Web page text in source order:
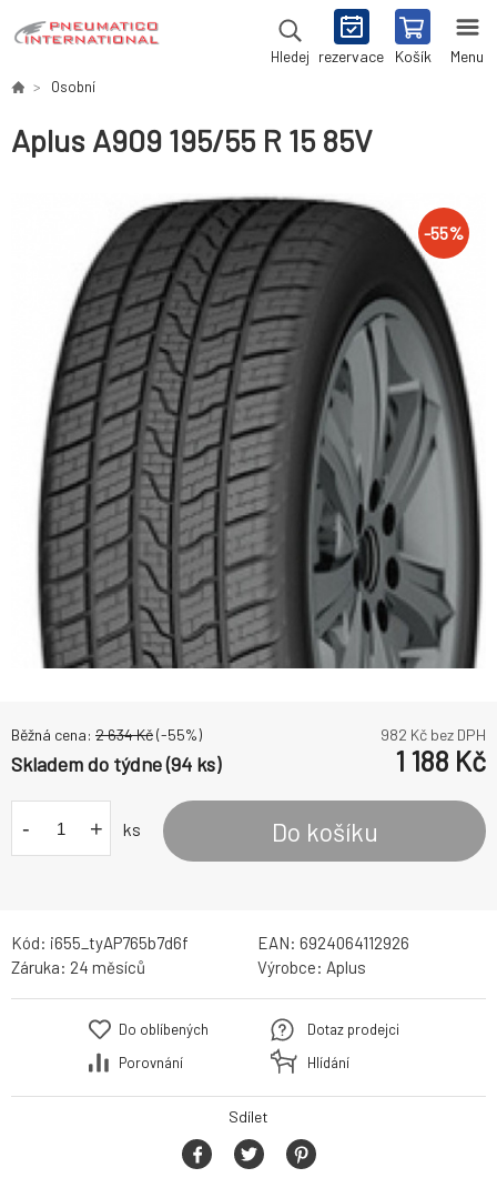
Hledej rezervace Košík Menu
Osobní
Aplus A909 195/55 R 15 85V
-55%
Běžná cena: 2 634Kč(-55%) 982 Kč bez DPH
Skladem do týdne (94 ks) 1 188 Kč
- + ks Do košíku
Kód: i655_tyAP765b7d6f EAN: 6924064112926
Záruka: 24 měsíců Výrobce: Aplus
Do oblíbených
Porovnání
Dotaz prodejci
Hlídání
Sdílet